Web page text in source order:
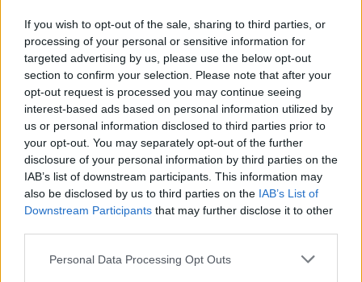
If you wish to opt-out of the sale, sharing to third parties, or
processing of your personal or sensitive information for
targeted advertising by us, please use the below opt-out
section to confirm your selection. Please note that after your
opt-out request is processed you may continue seeing
interest-based ads based on personal information utilized by
us or personal information disclosed to third parties prior to
your opt-out. You may separately opt-out of the further
disclosure of your personal information by third parties on the
IAB’s list of downstream participants. This information may
also be disclosed by us to third parties on the IAB’s List of
Downstream Participants that may further disclose it to other
Personal Data Processing Opt Outs
Komentáře
TAGY Covid-19 krizový štáb nemocnice
omikron
Středočeský kraj